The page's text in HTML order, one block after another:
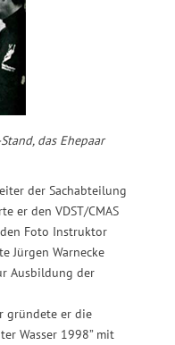
das Ehepaar
der Sachabteilung
er den VDST/CMAS
Foto Instruktor
Jürgen Warnecke
Ausbildung der
gründete er die
Wasser 1998” mit